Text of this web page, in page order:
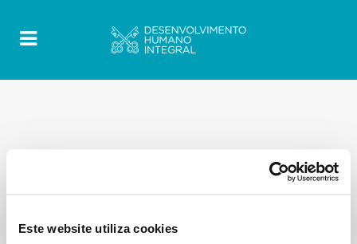
Este website utiliza cookies